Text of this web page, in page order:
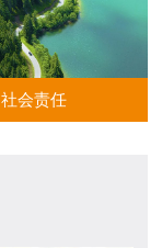
社会责任